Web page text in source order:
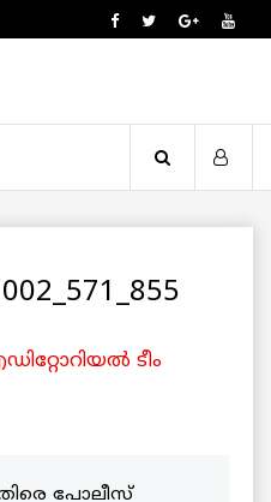
ടീം
പോലീസ്